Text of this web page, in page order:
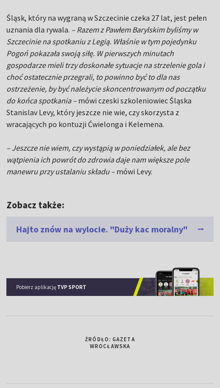
Śląsk, który na wygraną w Szczecinie czeka 27 lat, jest pełen
uznania dla rywala. – Razem z Pawłem Barylskim byliśmy w
Szczecinie na spotkaniu z Legią. Właśnie w tym pojedynku
Pogoń pokazała swoją siłę. W pierwszych minutach
gospodarze mieli trzy doskonałe sytuacje na strzelenie gola i
choć ostatecznie przegrali, to powinno być to dla nas
ostrzeżenie, by być należycie skoncentrowanym od początku
do końca spotkania – mówi czeski szkoleniowiec Śląska
Stanislav Levy, który jeszcze nie wie, czy skorzysta z
wracających po kontuzji Ćwielonga i Kelemena.
– Jeszcze nie wiem, czy wystąpią w poniedziałek, ale bez
wątpienia ich powrót do zdrowia daje nam większe pole
manewru przy ustalaniu składu – mówi Levy.
Zobacz także:
Hajto znów na wylocie. "Duży kac moralny"
Pobierz aplikację TVP SPORT
ŹRÓDŁO: GAZETA
WROCŁAWSKA